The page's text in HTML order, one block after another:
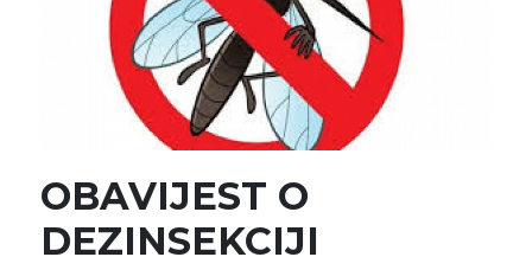
OBAVIJEST O
DEZINSEKCIJI